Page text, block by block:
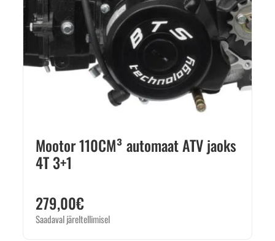
Mootor 110CM³ automaat ATV jaoks
4T 3+1
279,00€
Saadaval järeltellimisel